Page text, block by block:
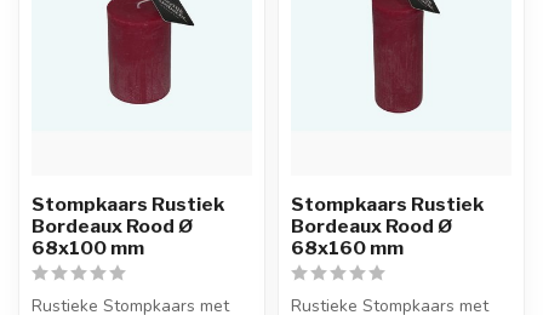
Stompkaars Rustiek
Bordeaux Rood Ø
68x100 mm
Rustieke Stompkaars met
Stompkaars Rustiek
Bordeaux Rood Ø
68x160 mm
Rustieke Stompkaars met